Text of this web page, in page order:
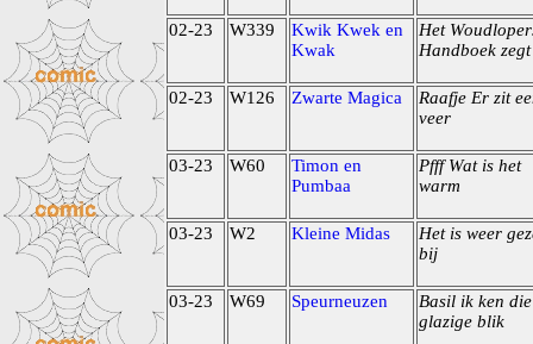
02-23 W339
Kwik Kwek en
Kwak
Het
Handboek
02-23 W126 Zwarte Magica
Raafje Er zit
veer
03-23 W60
Timon en
Pumbaa
Pfff Wat is het
warm
03-23 W2 Kleine Midas
Het is weer
bij
03-23 W69 Speurneuzen
Basil ik ken die
glazige blik